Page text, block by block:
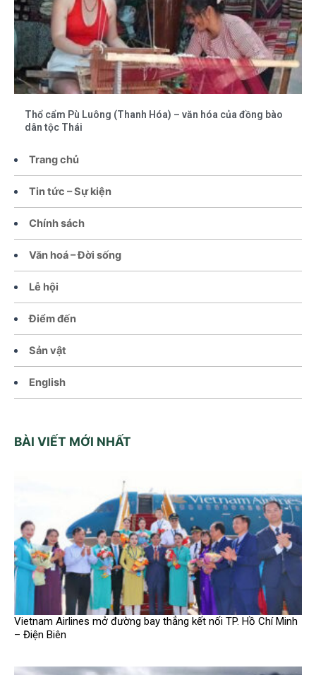
Trang chủ
Tin tức – Sự kiện
Chính sách
Văn hoá – Đời sống
Lễ hội
Điểm đến
Sản vật
English
BÀI VIẾT MỚI NHẤT
Vietnam Airlines mở đường bay thẳng kết nối TP. Hồ Chí Minh
– Điện Biên
Thổ cẩm Pù Luông (Thanh Hóa) – văn hóa của đồng bào
dân tộc Thái